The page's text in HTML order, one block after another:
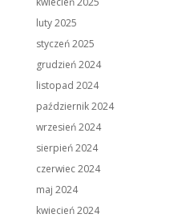
luty 2025
styczeń 2025
grudzień 2024
listopad 2024
październik 2024
wrzesień 2024
sierpień 2024
czerwiec 2024
maj 2024
kwiecień 2024